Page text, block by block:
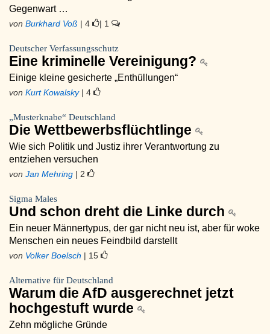
Gegenwart …
von Burkhard Voß | 4 | 1
Deutscher Verfassungsschutz
Eine kriminelle Vereinigung?
Einige kleine gesicherte „Enthüllungen“
von Kurt Kowalsky| 4
„Musterknabe“ Deutschland
Die Wettbewerbsflüchtlinge
Wie sich Politik und Justiz ihrer Verantwortung zu
entziehen versuchen
von Jan Mehring | 2
Sigma Males
Und schon dreht die Linke durch
Ein neuer Männertypus, der gar nicht neu ist, aber für woke
Menschen ein neues Feindbild darstellt
von Volker Boelsch | 15
Alternative für Deutschland
Warum die AfD ausgerechnet jetzt
hochgestuft wurde
Zehn mögliche Gründe